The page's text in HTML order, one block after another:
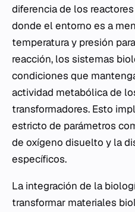
diferencia de los
donde el entorno es a
temperatura y presión
reacción, los sistemas
condiciones que
actividad metabólica de
transformadores. Esto
estricto de parámetros
de oxígeno disuelto y la
específicos.
La integración de la
transformar materiales